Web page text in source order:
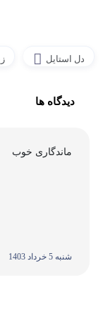
دل استایل
دیدگاه ها
ماندگاری خوب
شنبه 5 خرداد 1403